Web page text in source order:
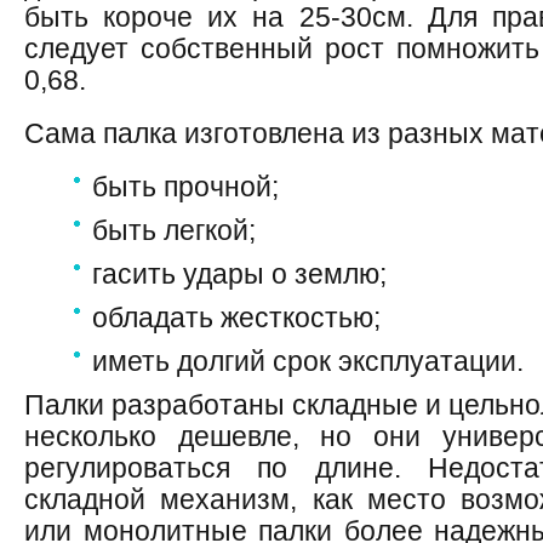
быть короче их на 25-30см. Для
следует собственный рост
0,68.
Сама палка изготовлена из разных
быть прочной;
быть легкой;
гасить удары о землю;
обладать жесткостью;
иметь долгий срок эксплуатации.
Палки разработаны складные и
несколько дешевле, но они
регулироваться по длине.
складной механизм, как место
или монолитные палки более